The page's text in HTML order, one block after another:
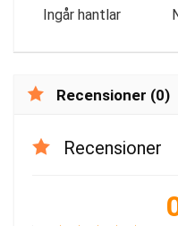
Ingår hantlar
Recensioner (0)
Recensioner